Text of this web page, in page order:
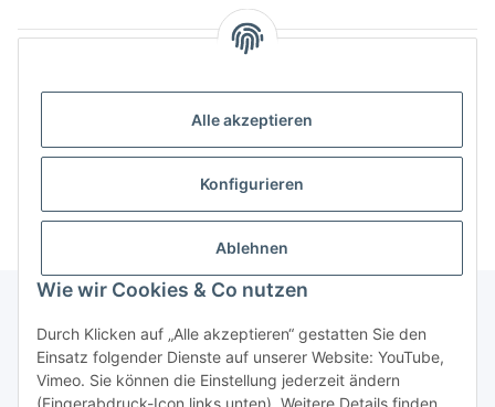
Alle akzeptieren
Konfigurieren
Ablehnen
Wie wir Cookies & Co nutzen
Durch Klicken auf „Alle akzeptieren“ gestatten Sie den
Einsatz folgender Dienste auf unserer Website: YouTube,
Vimeo. Sie können die Einstellung jederzeit ändern
(Fingerabdruck-Icon links unten). Weitere Details finden
Artikel 1 - 6 von 6
Informationen